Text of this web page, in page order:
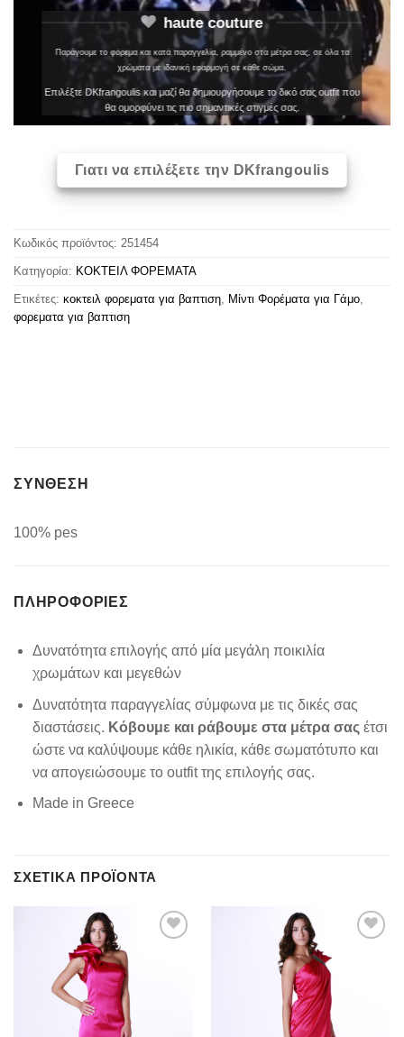
haute couture
Παράγουμε το φόρεμα και κατά παραγγελία, ραμμένο στα μέτρα σας, σε όλα τα
χρώματα με ιδανική εφαρμογή σε κάθε σώμα.
Επιλέξτε DKfrangoulis και μαζί θα δημιουργήσουμε το δικό σας outfit που
θα ομορφύνει τις πιο σημαντικές στιγμές σας.
Γιατι να επιλέξετε την DKfrangoulis
Κωδικός προϊόντος: 251454
Κατηγορία: ΚΟΚΤΕΙΛ ΦΟΡΕΜΑΤΑ
Ετικέτες: κοκτειλ φορεματα για βαπτιση Μίντι Φορέματα για Γάμο
φορεματα για βαπτιση
ΣΥΝΘΕΣΗ
100% pes
ΠΛΗΡΟΦΟΡΊΕΣ
Δυνατότητα επιλογής από μία μεγάλη ποικιλία
χρωμάτων και μεγεθών
Δυνατότητα παραγγελίας σύμφωνα με τις δικές σας
διαστάσεις. Κόβουμε και ράβουμε στα μέτρα σας έτσι
ώστε να καλύψουμε κάθε ηλικία, κάθε σωματότυπο και
να απογειώσουμε το outfit της επιλογής σας.
Made in Greece
ΣΧΕΤΙΚΆ ΠΡΟΪΌΝΤΑ